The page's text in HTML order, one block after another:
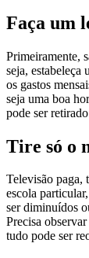
Faça um
Primeiramente,
seja, estabeleça
os gastos
seja uma boa
pode ser
Tire só o
Televisão paga,
escola
ser diminuídos
Precisa
tudo pode ser